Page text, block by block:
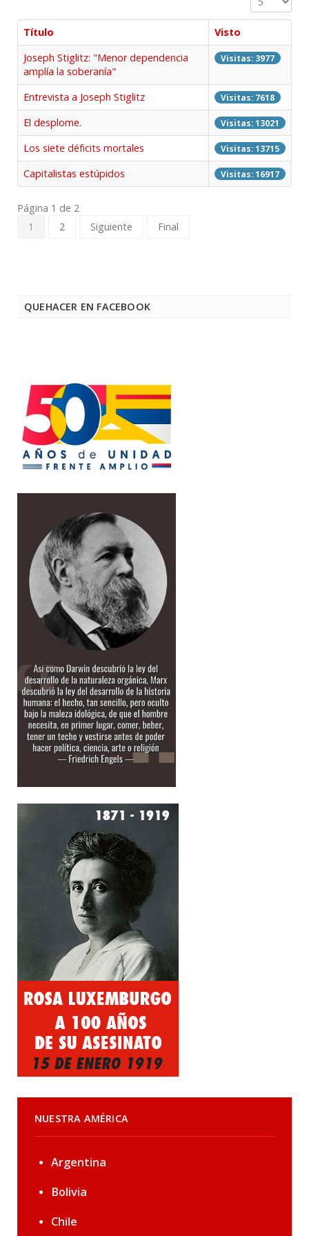
Título
Visto
Joseph Stiglitz: "Menor dependencia
amplía la soberanía"
Visitas: 3977
Entrevista a Joseph Stiglitz Visitas: 7618
El desplome. Visitas: 13021
Los siete déficits mortales Visitas: 13715
Capitalistas estúpidos Visitas: 16917
Página 1 de 2
1
2 Siguiente Final
QUEHACER EN FACEBOOK
NUESTRA AMÉRICA
Argentina
Bolivia
Chile